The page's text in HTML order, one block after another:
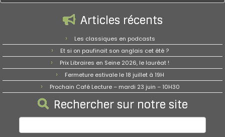
Articles récents
Les classiques en podcasts
Et si on paufinait son anglais cet été ?
Prix Libraires en Seine 2026, le lauréat !
Fermeture estivale le 18 juillet à 19H
Prochain Café Lecture – mardi 23 juin – 10H30
Rechercher sur notre site